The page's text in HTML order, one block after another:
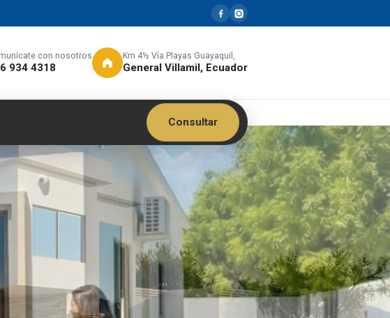
con nosotros
934 4318
Km 4½ Vía Playas Guayaquil,
General Villamil, Ecuador
Consultar